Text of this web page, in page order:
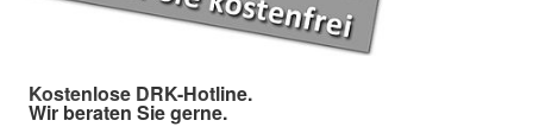
Kostenlose DRK-Hotline.
Wir beraten Sie gerne.